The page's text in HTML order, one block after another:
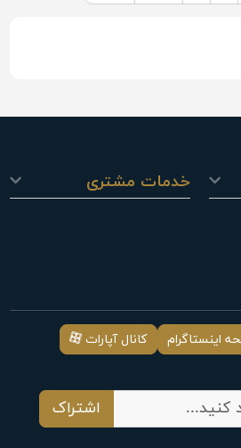
خدمات مشتری
اینستاگرام کانال آپارات
اشتراک